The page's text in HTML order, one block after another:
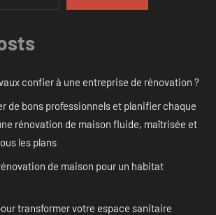
confier à une entreprise de rénovation ?
de bons professionnels et planifier chaque
rénovation de maison fluide, maîtrisée et
les plans
de maison pour un habitat
transformer votre espace sanitaire